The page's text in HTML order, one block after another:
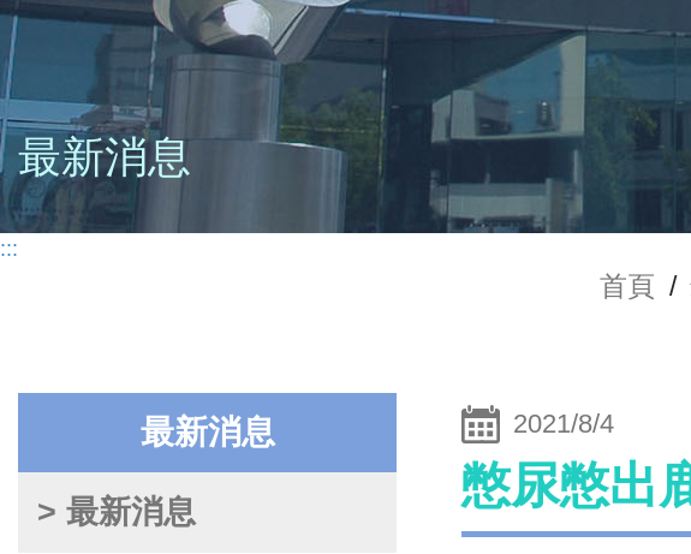
最新消息
:::
首頁 /
最新消息
> 最新消息
2021/8/4
憋尿憋出